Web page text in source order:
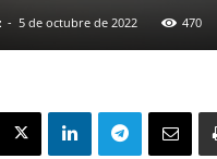
- 5 de octubre de 2022 470